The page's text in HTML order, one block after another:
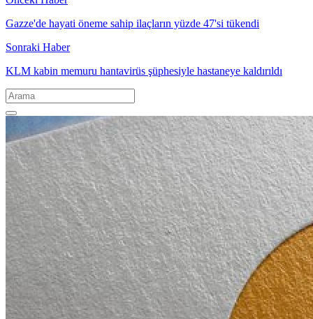
Gazze'de hayati öneme sahip ilaçların yüzde 47'si tükendi
Sonraki Haber
KLM kabin memuru hantavirüs şüphesiyle hastaneye kaldırıldı